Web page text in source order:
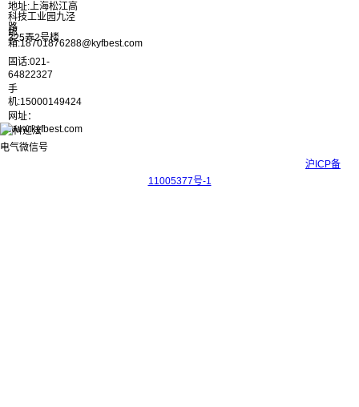
地址:上海松江高
科技工业园九泾
路
325弄2号楼
邮
箱:18701876288@kyfbest.com
固话:021-
64822327
手
机:15000149424
网址：
www.kyfbest.com
沪ICP备
11005377号-1